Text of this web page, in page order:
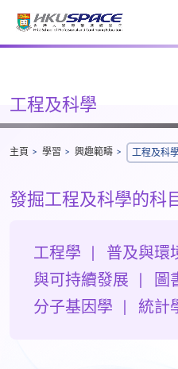
Main
工程及科學
主頁 學習 興趣範疇 工程及科
發掘工程及科學的科
工程學 普及與環
與可持續發展
圖
分子基因學
統計